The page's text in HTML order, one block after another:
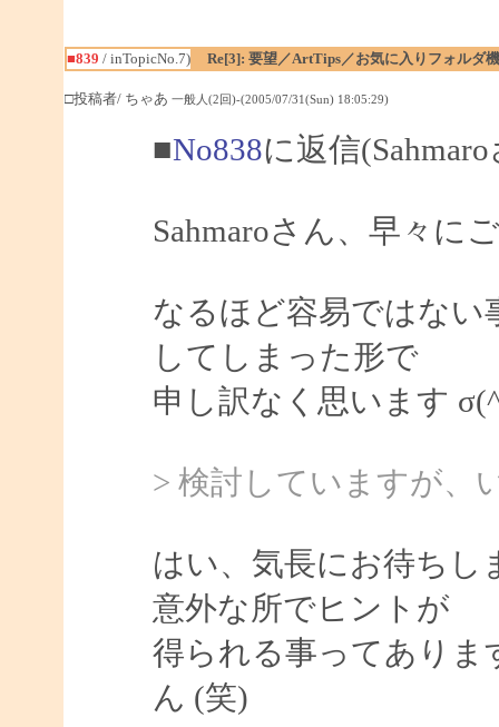
■839 / inTopicNo.7) Re[3]: 要望／ArtTips／お気に入りフォルダ
□投稿者/ ちゃあ 一般人(2回)-(2005/07/31(Sun) 18:05:29)
■No838に返信
Sahmaroさん、早々に
なるほど容易ではない
してしまった形で
申し訳なく思います
> 検討していますが、
はい、気長にお待ちし
意外な所でヒントが
得られる事ってありま
ん (笑)